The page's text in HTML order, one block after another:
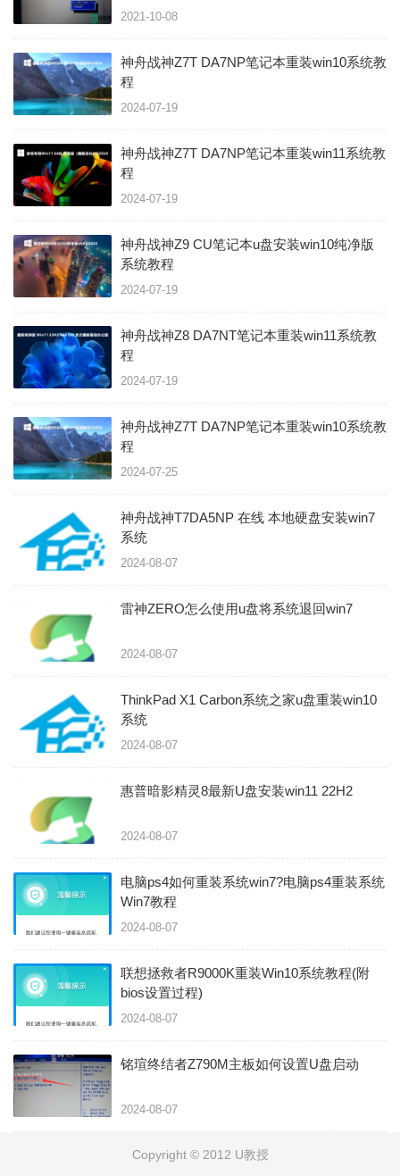
2021-10-08
神舟战神Z7T DA7NP笔记本重装win10系统教
程
2024-07-19
神舟战神Z7T DA7NP笔记本重装win11系统教
程
2024-07-19
神舟战神Z9 CU笔记本u盘安装win10纯净版
系统教程
2024-07-19
神舟战神Z8 DA7NT笔记本重装win11系统教
程
2024-07-19
神舟战神Z7T DA7NP笔记本重装win10系统教
程
2024-07-25
神舟战神T7DA5NP 在线 本地硬盘安装win7
系统
2024-08-07
雷神ZERO怎么使用u盘将系统退回win7
2024-08-07
ThinkPad X1 Carbon系统之家u盘重装win10
系统
2024-08-07
惠普暗影精灵8最新U盘安装win11 22H2
2024-08-07
电脑ps4如何重装系统win7?电脑ps4重装系统
Win7教程
2024-08-07
联想拯救者R9000K重装Win10系统教程(附
bios设置过程)
2024-08-07
铭瑄终结者Z790M主板如何设置U盘启动
2024-08-07
Copyright © 2012 U教授